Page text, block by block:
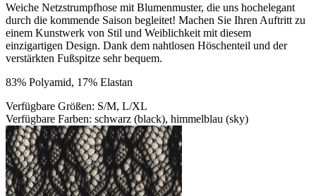
Weiche Netzstrumpfhose mit Blumenmuster, die uns hochelegant
durch die kommende Saison begleitet! Machen Sie Ihren Auftritt zu
einem Kunstwerk von Stil und Weiblichkeit mit diesem
einzigartigen Design. Dank dem nahtlosen Höschenteil und der
verstärkten Fußspitze sehr bequem.
83% Polyamid, 17% Elastan
Verfügbare Größen: S/M, L/XL
Verfügbare Farben: schwarz (black), himmelblau (sky)